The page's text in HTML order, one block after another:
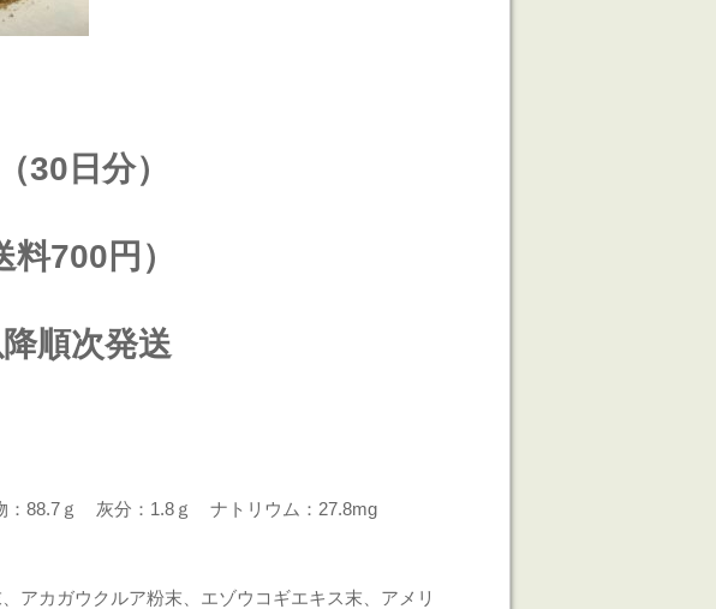
30日分）
700円）
順次発送
88.7ｇ 灰分：1.8ｇ ナトリウム：27.8mg
アカガウクルア粉末、エゾウコギエキス末、アメリ